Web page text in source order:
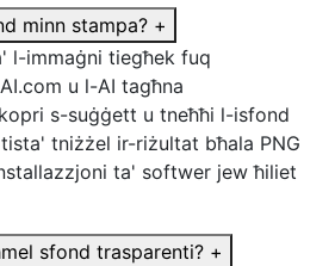
minn stampa? +
l-immaġni tiegħek fuq
u l-AI tagħna
s-suġġett u tneħħi l-isfond
tniżżel ir-riżultat bħala PNG
ta' softwer jew ħiliet
sfond trasparenti? +